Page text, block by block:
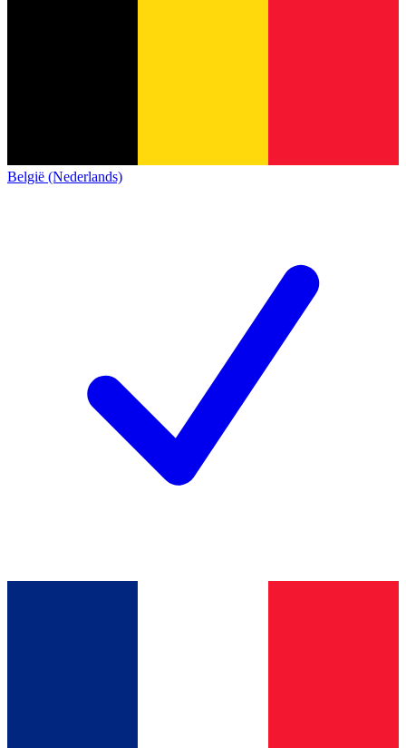
België (Nederlands)